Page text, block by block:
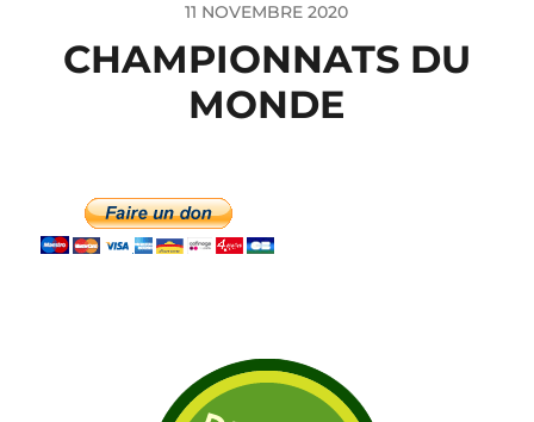
11 NOVEMBRE 2020
CHAMPIONNATS DU
MONDE